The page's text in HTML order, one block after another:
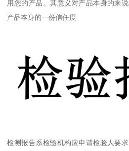
用您的产品。其意义对产品本身的来
产品本身的一份信任度
检测报告系检验机构应申请检验人要